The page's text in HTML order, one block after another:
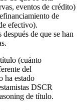
eventos de crédito)
de
efectivo).
de que se han
(cuánto
del
ha estado
DSCR
de título.